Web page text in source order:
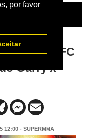
por favor
do UFC
Garry x
12:00 - SUPERMMA